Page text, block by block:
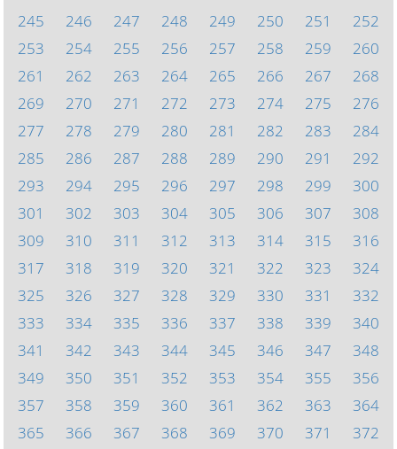
245
246 247 248 249 250 251
252
253
254 255 256 257 258 259
260
261
262 263 264 265 266 267
268
269
270 271 272 273 274 275
276
277
278 279 280 281 282 283
284
285
286 287 288 289 290 291
292
293
294 295 296 297 298 299
300
301
302 303 304 305 306 307
308
309
310 311 312 313 314 315
316
317
318 319 320 321 322 323
324
325
326 327 328 329 330 331
332
333
334 335 336 337 338 339
340
341
342 343 344 345 346 347
348
349
350 351 352 353 354 355
356
357
358 359 360 361 362 363
364
365
366 367 368 369 370 371 372